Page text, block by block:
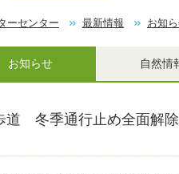
ーセンター 最新情報 お知
お知らせ 自然情
道 冬季通行止め全面解